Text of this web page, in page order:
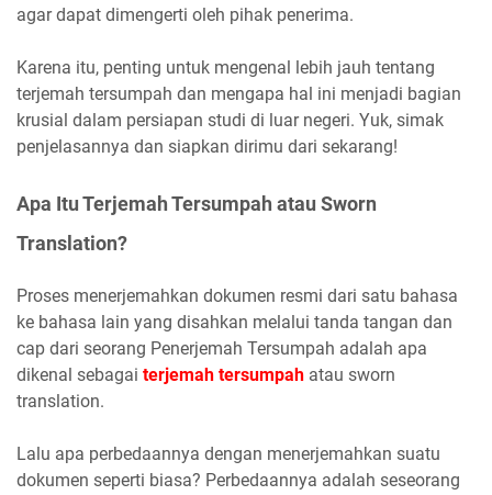
agar dapat dimengerti oleh pihak penerima.
Karena itu, penting untuk mengenal lebih jauh tentang
terjemah tersumpah dan mengapa hal ini menjadi bagian
krusial dalam persiapan studi di luar negeri. Yuk, simak
penjelasannya dan siapkan dirimu dari sekarang!
Apa Itu Terjemah Tersumpah atau Sworn
Translation?
Proses menerjemahkan dokumen resmi dari satu bahasa
ke bahasa lain yang disahkan melalui tanda tangan dan
cap dari seorang Penerjemah Tersumpah adalah apa
dikenal sebagai terjemah tersumpah atau sworn
translation.
Lalu apa perbedaannya dengan menerjemahkan suatu
dokumen seperti biasa? Perbedaannya adalah seseorang